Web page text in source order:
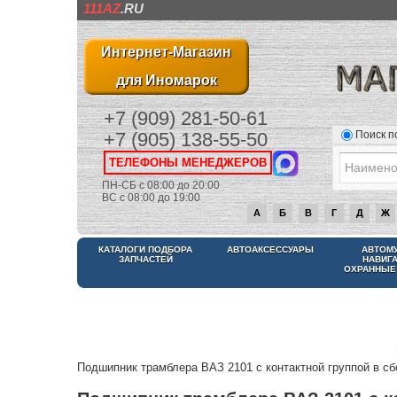
111AZ.RU
Интернет-Магазин
для Иномарок
+7 (909) 281-50-61
+7 (905) 138-55-50
ТЕЛЕФОНЫ МЕНЕДЖЕРОВ
ПН-СБ с 08:00 до 20:00
ВС с 08:00 до 19:00
Поиск
А Б В Г Д Ж
КАТАЛОГИ ПОДБОРА
ЗАПЧАСТЕЙ
АВТОАКСЕССУАРЫ
Подшипник трамблера ВАЗ 2101 с контактной группой в